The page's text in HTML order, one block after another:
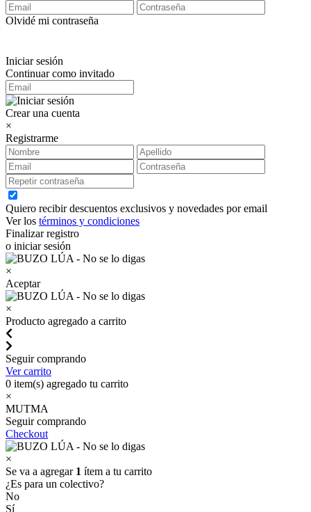
Olvidé mi contraseña
Iniciar sesión
Continuar como invitado
Crear una cuenta
×
Registrarme
Quiero recibir descuentos exclusivos y novedades por email
Ver los términos y condiciones
Finalizar registro
o iniciar sesión
×
Aceptar
×
Producto agregado a carrito
Seguir comprando
Ver carrito
0 item(s) agregado tu carrito
×
MUTMA
Seguir comprando
Checkout
×
Se va a agregar 1 ítem a tu carrito
¿Es para un colectivo?
No
Sí